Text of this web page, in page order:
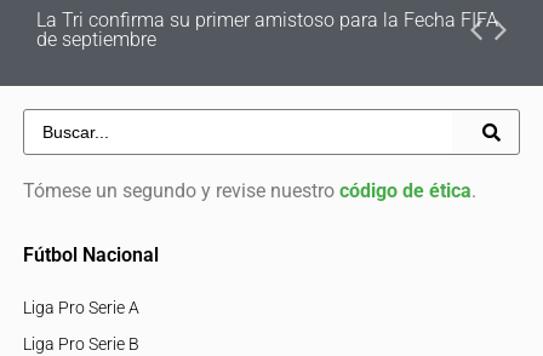
La Tri confirma su primer amistoso para la Fecha FIFA
de septiembre
Tómese un segundo y revise nuestro código de ética.
Fútbol Nacional
Liga Pro Serie A
Liga Pro Serie B